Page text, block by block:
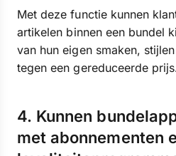
Met deze functie kunnen
artikelen binnen een bundel
van hun eigen smaken,
tegen een gereduceerde
4. Kunnen
met abonnementen